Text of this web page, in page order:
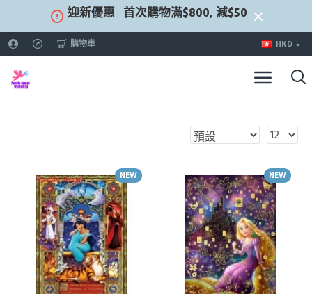
迎新優惠 首次購物滿$800, 減$50
購物車 HKD
NEW NEW